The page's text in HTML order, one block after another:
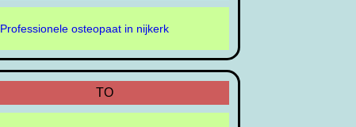
Professionele osteopaat in nijkerk
TO